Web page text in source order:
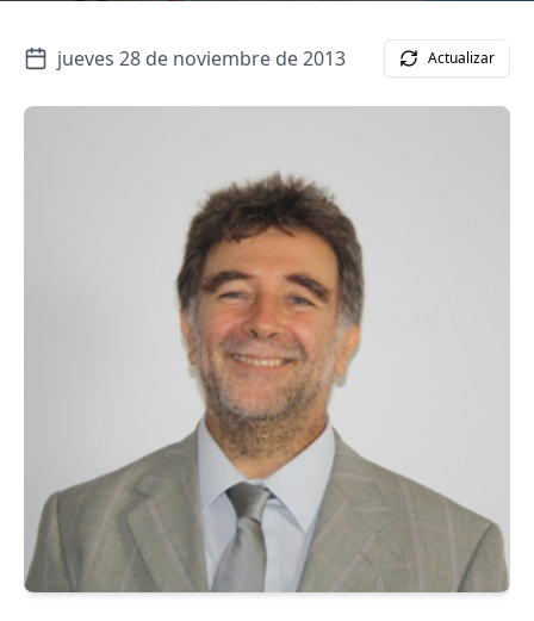
jueves 28 de noviembre de 2013 Actualizar